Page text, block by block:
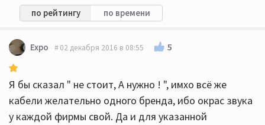
по рейтингу по времени
Expo 02 декабря 2016 в 08:55 5
Я бы сказал " не стоит, А нужно ! ", имхо всё же
кабели желательно одного бренда, ибо окрас звука
у каждой фирмы свой. Да и для указанной